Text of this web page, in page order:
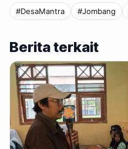
#DesaMantra #Jombang
Berita terkait